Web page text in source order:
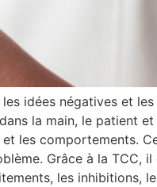
idées négatives et les
la main, le patient et
les comportements.
Grâce à la TCC, il
les inhibitions,